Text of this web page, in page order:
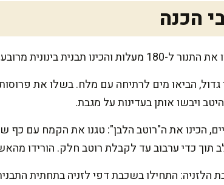
הכנה
תבנית בינונית מרובעת או מלבנית. מרחו מעט שמן זית בתחתית התבנית כדי למנוע הידבקות.
היטב ויבשו אותן בעדינות על מגבת.
הכינו את ה"רוטב הלבן": טגנו את הקמח עם כף
תוך כדי ערבוב עד לקבלת רוטב חלק. הורידו
הלזניה: התחילו בשכבת דפי לזניה בתחתית